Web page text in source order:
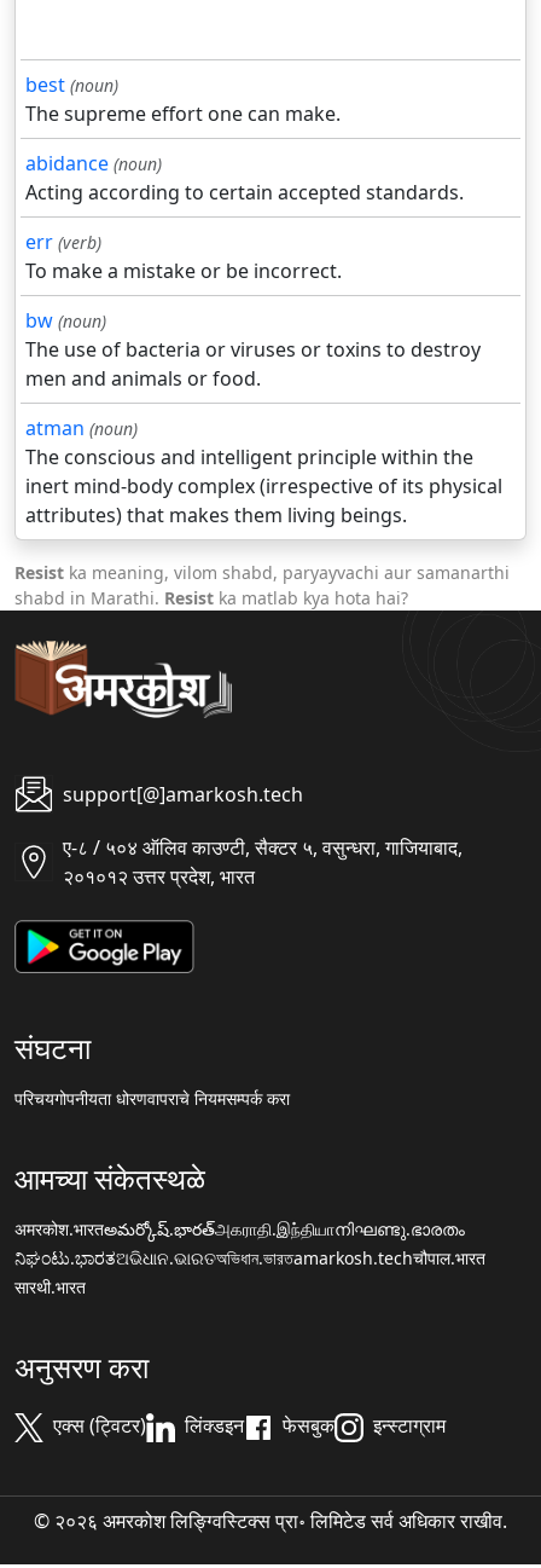
best (noun)
The supreme effort one can make.
abidance (noun)
Acting according to certain accepted standards.
err (verb)
To make a mistake or be incorrect.
bw (noun)
The use of bacteria or viruses or toxins to destroy
men and animals or food.
atman (noun)
The conscious and intelligent principle within the
inert mind-body complex (irrespective of its physical
attributes) that makes them living beings.
Resist ka meaning, vilom shabd, paryayvachi aur samanarthi
shabd in Marathi. Resist ka matlab kya hota hai?
support[@]amarkosh.tech
ए-८ / ५०४ ऑलिव काउण्टी, सैक्टर ५, वसुन्धरा, गाजियाबाद,
२०१०१२ उत्तर प्रदेश, भारत
संघटना
परिचयगोपनीयता धोरणवापराचे नियमसम्पर्क करा
आमच्या संकेतस्थळे
अमरकोश.भारतఅమర్కోష్.భారత్அகராதி.இந்தியாനിഘണ്ടു.ഭാരതം
ನಿಘಂಟು.ಭಾರತଅଭିଧାନ.ଭାରତঅভিধান.ভারতamarkosh.techचौपाल.भारत
सारथी.भारत
अनुसरण करा
एक्स (ट्विटर) लिंक्डइन फेसबुक इन्स्टाग्राम
© २०२६ अमरकोश लिङ्ग्विस्टिक्स प्रा॰ लिमिटेड सर्व अधिकार राखीव.